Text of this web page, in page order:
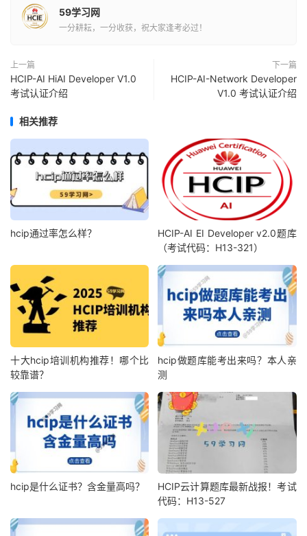
59学习网
一分耕耘，一分收获，祝大家逢考必过！
上一篇
HCIP-AI HiAI Developer V1.0
考试认证介绍
下一篇
HCIP-AI-Network Developer
V1.0 考试认证介绍
相关推荐
hcip通过率怎么样？
HCIP-AI EI Developer v2.0题库
（考试代码：H13-321）
十大hcip培训机构推荐！哪个比
较靠谱？
hcip做题库能考出来吗？本人亲
测
hcip是什么证书？含金量高吗？
HCIP云计算题库最新战报！考试
代码：H13-527